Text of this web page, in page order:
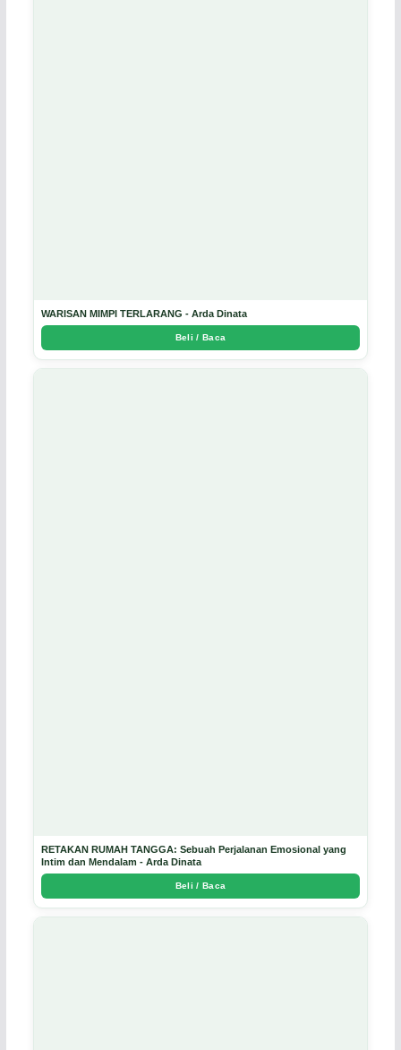
WARISAN MIMPI TERLARANG - Arda Dinata
Beli / Baca
RETAKAN RUMAH TANGGA: Sebuah Perjalanan Emosional yang
Intim dan Mendalam - Arda Dinata
Beli / Baca